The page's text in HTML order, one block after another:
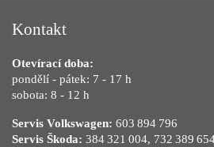
Kontakt
Otevírací doba:
pondělí - pátek: 7 - 17 h
sobota: 8 - 12 h
Servis Volkswagen: 603 894 796
Servis Škoda: 384 321 004, 732 389